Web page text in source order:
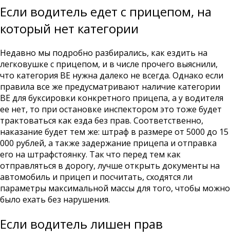
Если водитель едет с прицепом, на
который нет категории
Недавно мы подробно разбирались, как ездить на
легковушке с прицепом, и в числе прочего выяснили,
что категория BE нужна далеко не всегда. Однако если
правила все же предусматривают наличие категории
BE для буксировки конкретного прицепа, а у водителя
ее нет, то при остановке инспектором это тоже будет
трактоваться как езда без прав. Соответственно,
наказание будет тем же: штраф в размере от 5000 до 15
000 рублей, а также задержание прицепа и отправка
его на штрафстоянку. Так что перед тем как
отправляться в дорогу, лучше открыть документы на
автомобиль и прицеп и посчитать, сходятся ли
параметры максимальной массы для того, чтобы можно
было ехать без нарушения.
Если водитель лишен прав